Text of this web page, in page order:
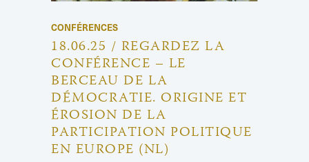
CONFÉRENCES
18.06.25 / REGARDEZ LA
CONFÉRENCE – LE
BERCEAU DE LA
DÉMOCRATIE. ORIGINE ET
ÉROSION DE LA
PARTICIPATION POLITIQUE
EN EUROPE (NL)